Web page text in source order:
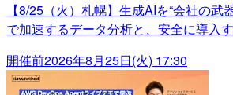
【8/25（火）札幌】生成AIを“会社の武
で加速するデータ分析と、安全に導入
開催前2026年8月25日(火) 17:30